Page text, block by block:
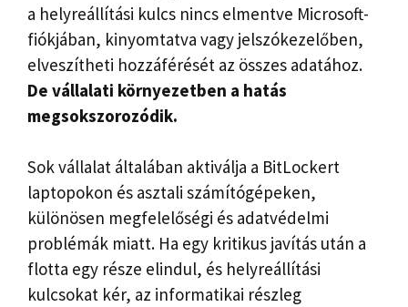
a helyreállítási kulcs nincs elmentve Microsoft-
fiókjában, kinyomtatva vagy jelszókezelőben,
elveszítheti hozzáférését az összes adatához.
De vállalati környezetben a hatás
megsokszorozódik.
Sok vállalat általában aktiválja a BitLockert
laptopokon és asztali számítógépeken,
különösen megfelelőségi és adatvédelmi
problémák miatt. Ha egy kritikus javítás után a
flotta egy része elindul, és helyreállítási
kulcsokat kér, az informatikai részleg